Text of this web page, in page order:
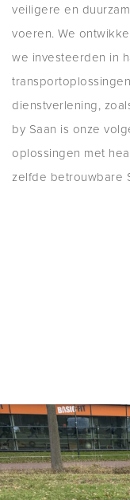
veiligere en
voeren. We
we investeerden in
dienstverlening,
by Saan is onze
oplossingen met
zelfde betrouwbare